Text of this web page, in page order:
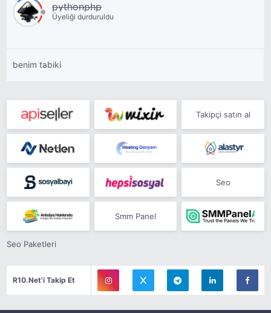
pythonphp
Üyeliği durduruldu
benim tabiki
Takipçi satın al
Seo
Smm Panel
Seo Paketleri
R10.Net'i Takip Et